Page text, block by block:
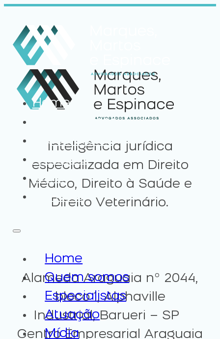
Home
Quem somos
Especialistas
Atuação
Mídia
Contato
Home
Quem somos
Especialistas
Atuação
Mídia
Inteligência jurídica
especializada em Direito
Médico, Direito à Saúde e
Direito Veterinário.
Alameda Araguaia nº 2044,
bloco 1, Alphaville
Industrial, Barueri – SP
Centro Empresarial Araguaia